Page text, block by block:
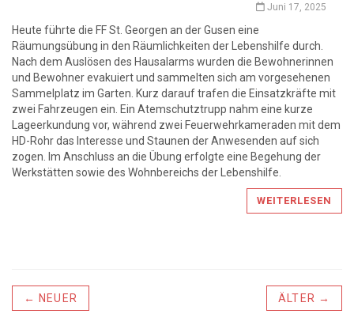
Juni 17, 2025
Heute führte die FF St. Georgen an der Gusen eine
Räumungsübung in den Räumlichkeiten der Lebenshilfe durch.
Nach dem Auslösen des Hausalarms wurden die Bewohnerinnen
und Bewohner evakuiert und sammelten sich am vorgesehenen
Sammelplatz im Garten. Kurz darauf trafen die Einsatzkräfte mit
zwei Fahrzeugen ein. Ein Atemschutztrupp nahm eine kurze
Lageerkundung vor, während zwei Feuerwehrkameraden mit dem
HD-Rohr das Interesse und Staunen der Anwesenden auf sich
zogen. Im Anschluss an die Übung erfolgte eine Begehung der
Werkstätten sowie des Wohnbereichs der Lebenshilfe.
WEITERLESEN
← NEUER ÄLTER →